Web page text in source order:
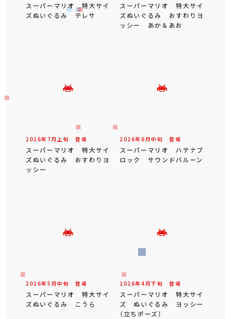
スーパーマリオ 特大サイ
ズぬいぐるみ テレサ
スーパーマリオ 特大サイ
ズぬいぐるみ おすわりヨ
ッシー あか＆あお
2026年 7 月 上旬 登場
スーパーマリオ 特大サイ
ズぬいぐるみ おすわりヨ
ッシー
2026年6 月中旬 登場
スーパーマリオ ハテナブ
ロック サウンドバルーン
2026年5 月中旬 登場
スーパーマリオ 特大サイ
ズぬいぐるみ こうら
2026年4 月下旬 登場
スーパーマリオ 特大サイ
ズ ぬいぐるみ ヨッシー
（立ちポーズ）